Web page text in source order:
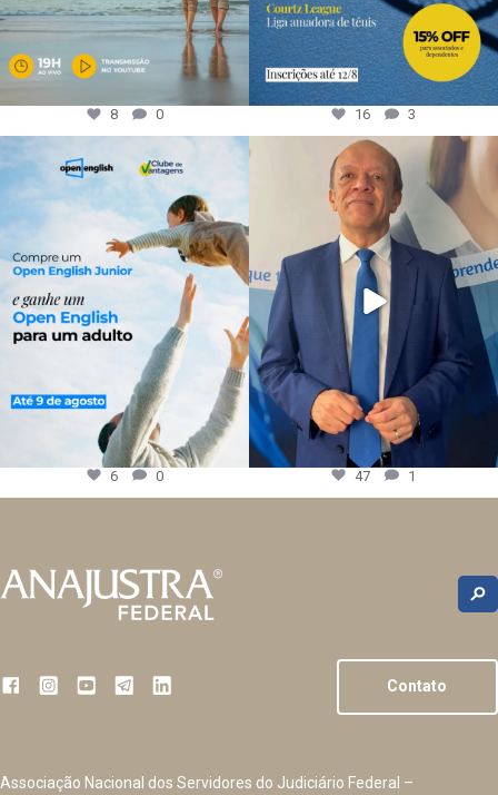
8 0 16 3
6 0 47 1
Contato
Associação Nacional dos Servidores do Judiciário Federal –